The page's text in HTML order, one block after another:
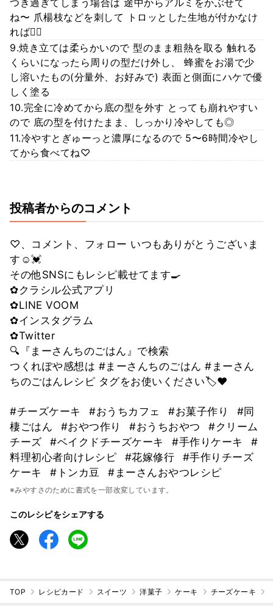
ね〜 爪楊枝などを刺して トロッとした生地が付かなけ
れば🙆‍♀️
9.焼き立ては柔らかいので 型のまま粗熱を取る 触れる
くらいになったら周りの型だけ外し、 蜂蜜をお湯で少
し溶いたもの(分量外、お好みで) 表面と側面にハケで優
しく塗る
10.完全に冷めてから底の型を外す とっても崩れやすい
ので 底の型を付けたまま、しっかり冷やしても◎
11.冷やすとぎゅーっと濃厚になるので 5〜6時間冷やし
てから食べてね♡
投稿者からのコメント
♡、コメント、フォロー いつもありがとうございま
す☺️💓
その他SNSにもレシピ載せてます🍳
✿クラシル公式アプリ
✿LINE VOOM
✿インスタグラム
✿Twitter
🔍『まーさんちのごはん』で検索
つくれぽや感想は #まーさんちのごはん #まーさん
ちのごはんレシピ タグをお使いください🏷❤︎
#チーズケーキ #おうちカフェ #お菓子作り
#同
棲ごはん
#おやつ作り #おうちおやつ
#クリーム
チーズ
#ベイクドチーズケーキ #手作りケーキ
#
料理初心者向けレシピ
#花嫁修行
#手作りチーズ
ケーキ
#トンカ豆 #まーさんおやつレシピ
※みやすさのために書式を一部改変しています。
このレシピをシェアする
TOP レシピカード スイーツ 洋菓子 ケーキ チーズケーキ